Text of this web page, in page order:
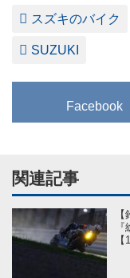
スズキのバイク
SUZUKI
Facebook
関連記事